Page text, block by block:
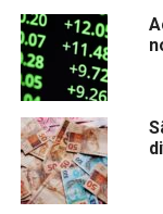
Copy
Link
TÓPICOS
PRÓXIMA:
Ação da Via
segunda-feira
NÃO PERCA: